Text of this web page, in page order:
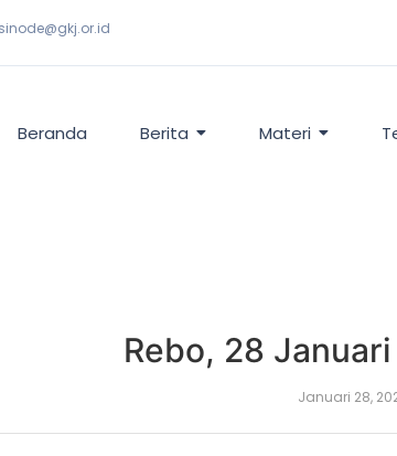
sinode@gkj.or.id
Beranda Berita Materi
Rebo, 28
Januari 28,